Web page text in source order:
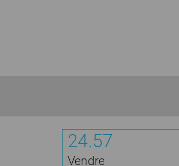
24.57
Vendre